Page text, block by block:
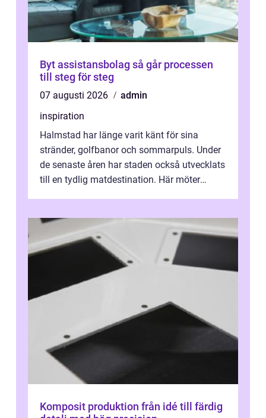
Byt assistansbolag så går processen
till steg för steg
07 augusti 2026
admin
inspiration
Halmstad har länge varit känt för sina
stränder, golfbanor och sommarpuls. Under
de senaste åren har staden också utvecklats
till en tydlig matdestination. Här möter
Komposit produktion från idé till färdig